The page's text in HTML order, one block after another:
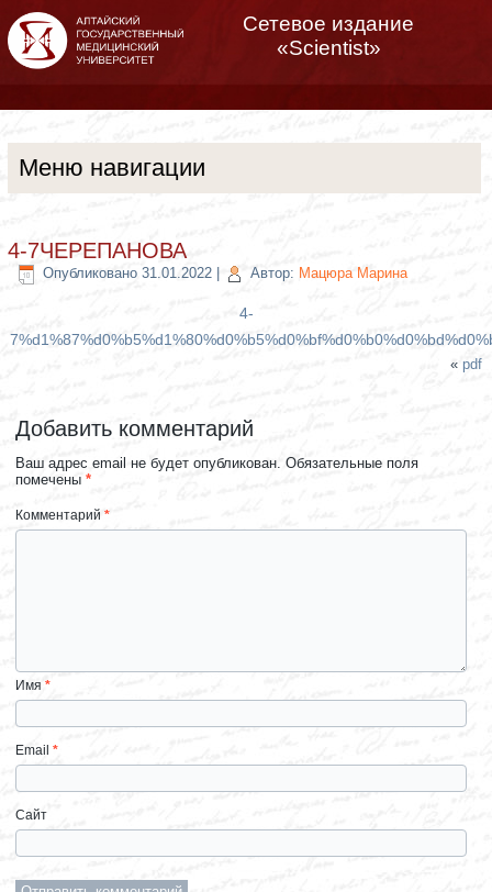
Сетевое издание
«Scientist»
Меню навигации
4-7ЧЕРЕПАНОВА
Опубликовано 31.01.2022 Автор: Мацюра Марина
4-
« pdf
Добавить комментарий
Ваш адрес email не будет опубликован. Обязательные поля
помечены*
Комментарий*
Имя*
Email*
Сайт